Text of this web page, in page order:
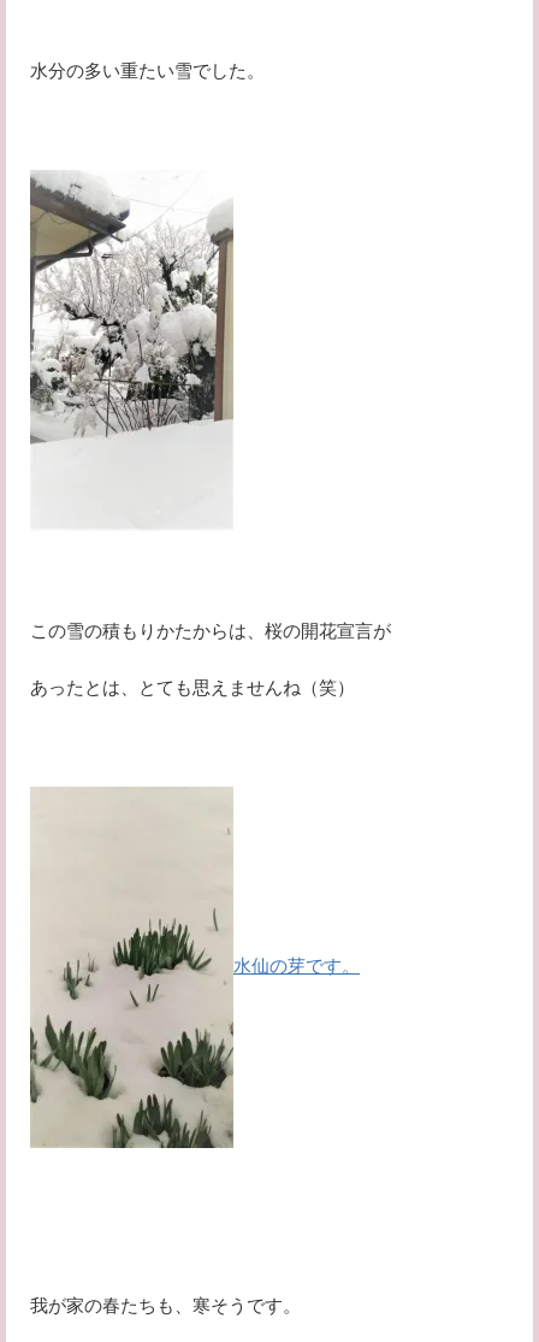
水分の多い重たい雪でした。
この雪の積もりかたからは、桜の開花宣言が
あったとは、とても思えませんね（笑）
水仙の芽です。
我が家の春たちも、寒そうです。